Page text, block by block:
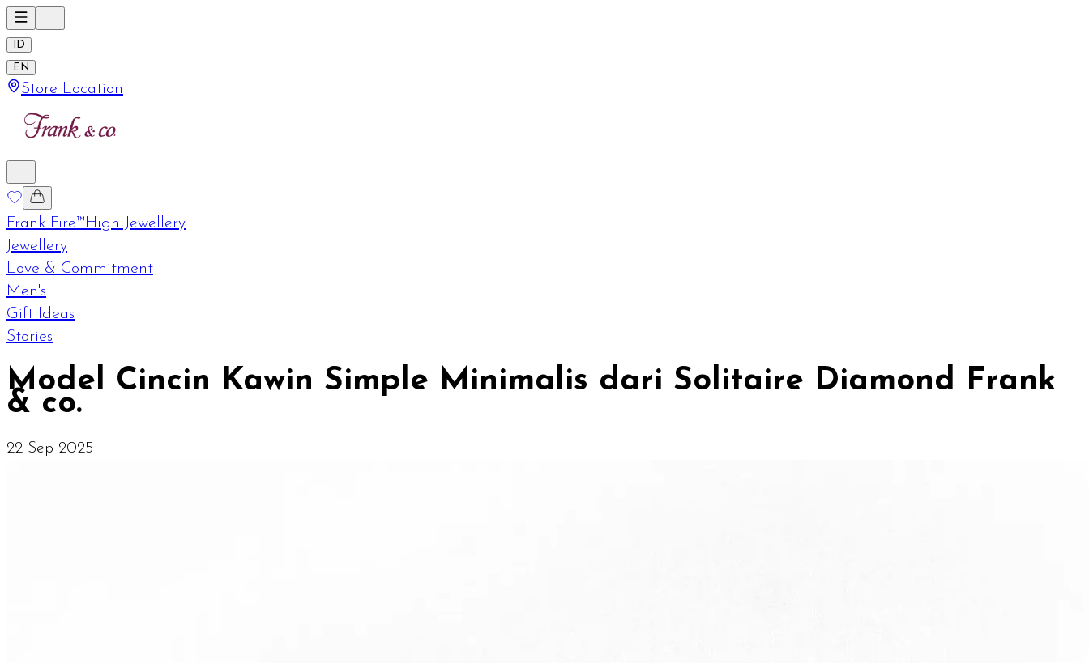
ID
EN
Store Location
Frank Fire™High Jewellery
Jewellery
Love & Commitment
Men's
Gift Ideas
Stories
Model Cincin Kawin Simple Minimalis dari Solitaire Diamond Frank
& co.
22 Sep 2025